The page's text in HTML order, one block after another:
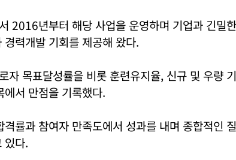
2016년부터 해당 사업을 운영하며 기업과 긴밀
력개발 기회를 제공해 왔다.
자 목표달성률을 비롯 훈련유지율, 신규 및 우량
서 만점을 기록했다.
격률과 참여자 만족도에서 성과를 내며 종합적인
있다.